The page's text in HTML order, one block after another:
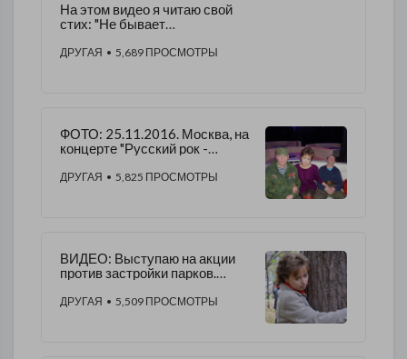
На этом видео я читаю свой
стих: "Не бывает
ДРУГАЯ • 5,689 ПРОСМОТРЫ
ФОТО: ​25.11.2016. Москва, на
концерте "Русский рок -
Морозова.​
ДРУГАЯ • 5,825 ПРОСМОТРЫ
ВИДЕО: Выступаю на акции
против застройки парков.
Морозова
ДРУГАЯ • 5,509 ПРОСМОТРЫ